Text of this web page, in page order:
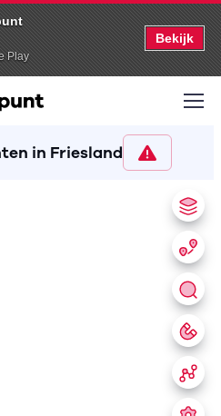
Play
Bekijk
in Friesland